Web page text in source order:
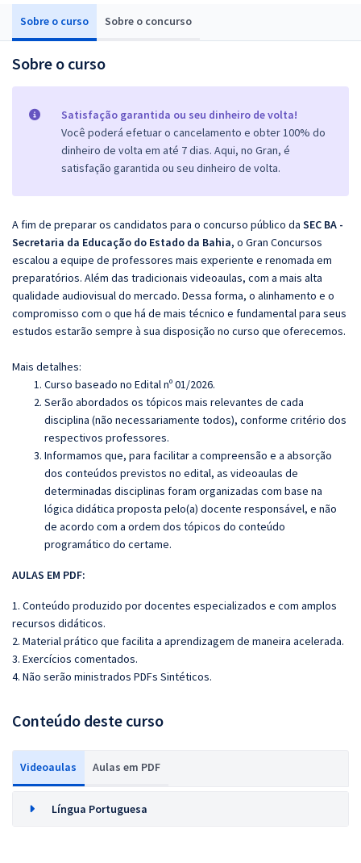
Sobre o curso Sobre o concurso
Sobre o curso
Satisfação garantida ou seu dinheiro de volta!
Você poderá efetuar o cancelamento e obter 100% do
dinheiro de volta em até 7 dias. Aqui, no Gran, é
satisfação garantida ou seu dinheiro de volta.
A fim de preparar os candidatos para o concurso público da SEC BA -
Secretaria da Educação do Estado da Bahia, o Gran Concursos
escalou a equipe de professores mais experiente e renomada em
preparatórios. Além das tradicionais videoaulas, com a mais alta
qualidade audiovisual do mercado. Dessa forma, o alinhamento e o
compromisso com o que há de mais técnico e fundamental para seus
estudos estarão sempre à sua disposição no curso que oferecemos.
Mais detalhes:
Curso baseado no Edital nº 01/2026.
Serão abordados os tópicos mais relevantes de cada
disciplina (não necessariamente todos), conforme critério dos
respectivos professores.
Informamos que, para facilitar a compreensão e a absorção
dos conteúdos previstos no edital, as videoaulas de
determinadas disciplinas foram organizadas com base na
lógica didática proposta pelo(a) docente responsável, e não
de acordo com a ordem dos tópicos do conteúdo
programático do certame.
AULAS EM PDF:
1. Conteúdo produzido por docentes especializados e com amplos
recursos didáticos.
2. Material prático que facilita a aprendizagem de maneira acelerada.
3. Exercícios comentados.
4. Não serão ministrados PDFs Sintéticos.
Conteúdo deste curso
Videoaulas Aulas em PDF
Língua Portuguesa